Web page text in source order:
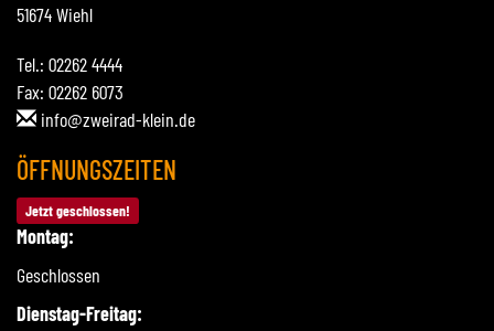
51674 Wiehl
Tel.: 02262 4444
Fax: 02262 6073
info@zweirad-klein.de
ÖFFNUNGSZEITEN
Jetzt geschlossen!
Montag:
Geschlossen
Dienstag-Freitag: